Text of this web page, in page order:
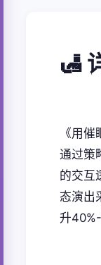
🛃
《用
通过策
的交互
态演出
升40%-